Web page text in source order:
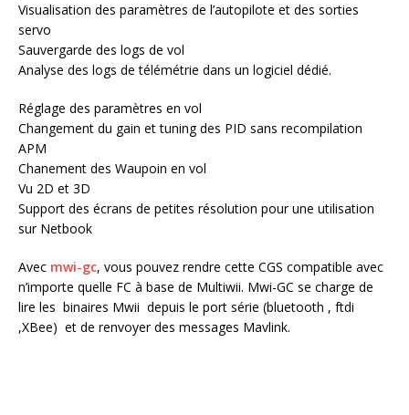
Visualisation des paramètres de l’autopilote et des sorties
servo
Sauvergarde des logs de vol
Analyse des logs de télémétrie dans un logiciel dédié.
Réglage des paramètres en vol
Changement du gain et tuning des PID sans recompilation
APM
Chanement des Waupoin en vol
Vu 2D et 3D
Support des écrans de petites résolution pour une utilisation
sur Netbook
Avec mwi-gc, vous pouvez rendre cette CGS compatible avec
n’importe quelle FC à base de Multiwii. Mwi-GC se charge de
lire les binaires Mwii depuis le port série (bluetooth , ftdi
,XBee) et de renvoyer des messages Mavlink.